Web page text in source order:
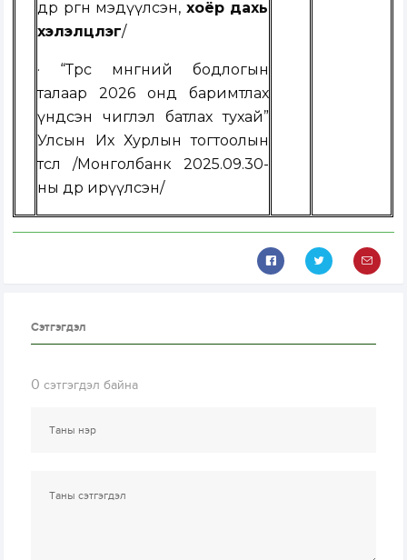
өдөр өргөн мэдүүлсэн, хоёр дахь
хэлэлцүүлэг/
· “Төрөөс мөнгөний бодлогын
талаар 2026 онд баримтлах
үндсэн чиглэл батлах тухай”
Улсын Их Хурлын тогтоолын
төсөл /Монголбанк 2025.09.30-
ны өдөр ирүүлсэн/
Сэтгэгдэл
0 сэтгэгдэл байна